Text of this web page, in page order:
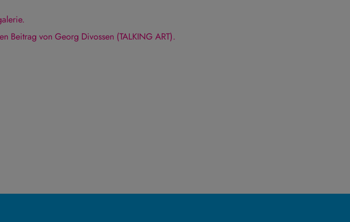
Beitrag von Georg Divossen (TALKING ART).